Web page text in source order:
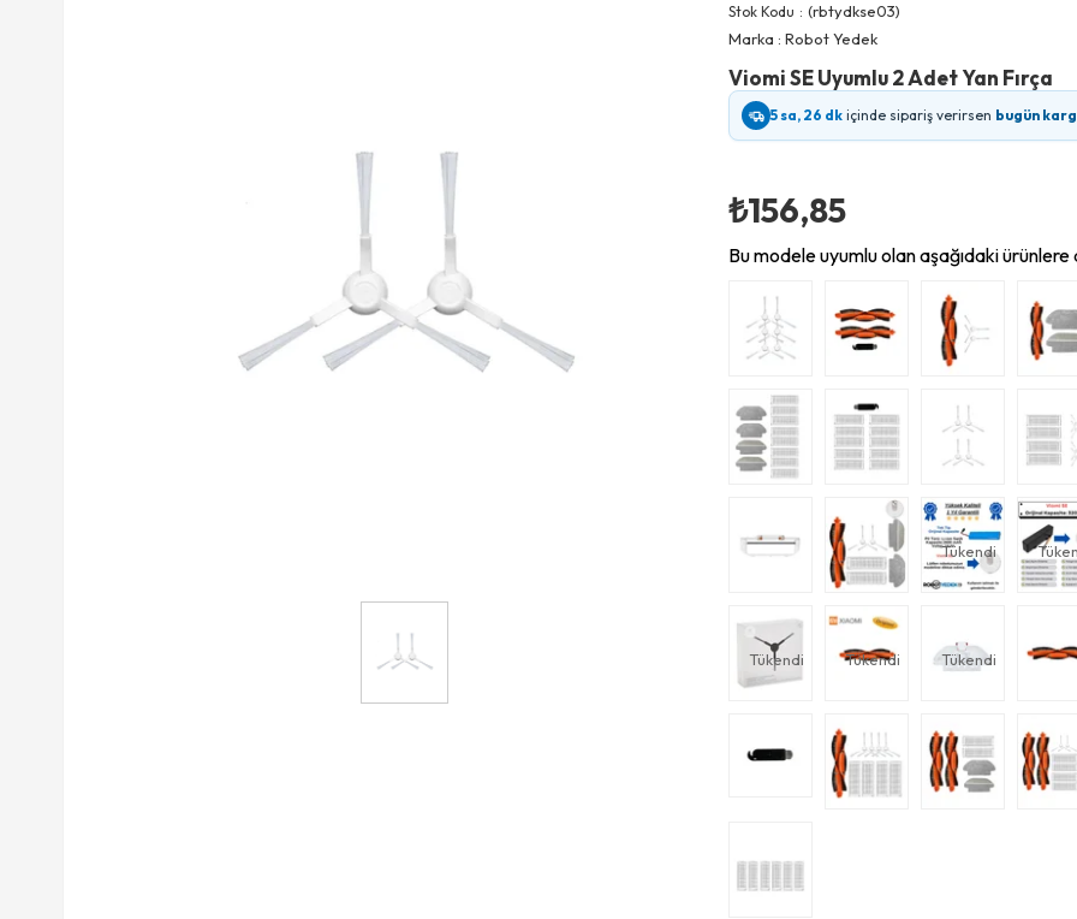
Stok Kodu
(rbtydkse03)
Marka : Robot Yedek
Viomi SE Uyumlu 2 Adet Yan Fırça
5 sa, 26 dk içinde sipariş verirsen bugün
₺156,85
Bu modele uyumlu olan aşağıdaki
Tükendi
Tükendi Tükendi Tükendi